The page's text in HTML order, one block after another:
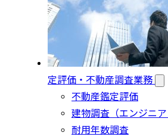
定評価・不動産調査業務
不動産鑑定評価
建物調査（エンジニア
耐用年数調査